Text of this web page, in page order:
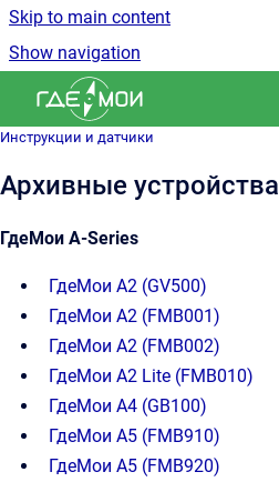
Skip to main content
Show navigation
Go to homepage
Инструкции и датчики
Архивные устройства
ГдеМои A-Series
ГдеМои А2 (GV500)
ГдеМои A2 (FMB001)
ГдеМои A2 (FMB002)
ГдеМои A2 Lite (FMB010)
ГдеМои A4 (GB100)
ГдеМои A5 (FMB910)
ГдеМои A5 (FMB920)